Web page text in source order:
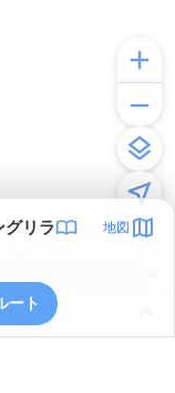
© GeoTechnologies Inc.
グリラ 地図
ート